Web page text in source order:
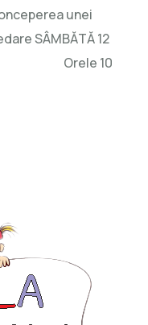
unei
SÂMBĂTĂ 12
Orele 10